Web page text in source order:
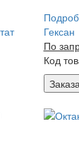
Гексан
По
Код